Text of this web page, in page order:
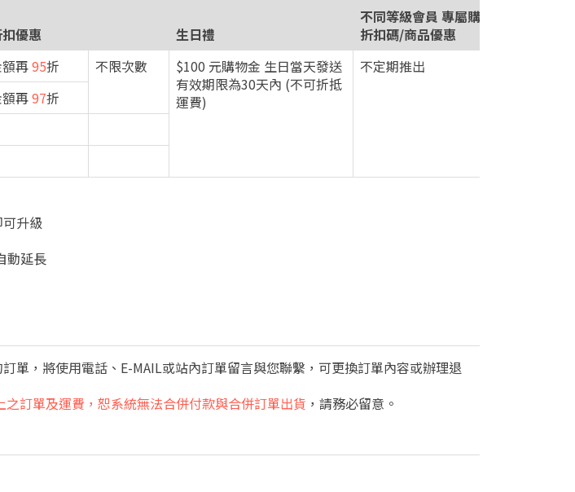
優惠 生日禮
不同等級會員 專屬購物金/
折扣碼/商品優惠
再95折 不限次數
$100 元購物金 生日當天發送
有效期限為30天內 (不可折抵
運費)
不定期推出
再97折
升級
動延長
單，將使用電話、E-MAIL或站內訂單留言與您聯繫，可更換訂單內容或辦理退
訂單及運費，恕系統無法合併付款與合併訂單出貨 ，請務必留意。